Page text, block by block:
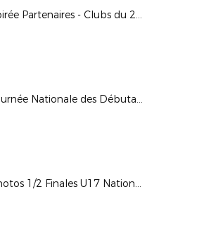
Soirée Partenaires - Clubs du 26.10.2023
Journée Nationale des Débutants - 2022/2023
Photos 1/2 Finales U17 National - TFC VS ASC